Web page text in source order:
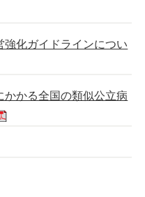
強化ガイドラインについ
かかる全国の類似公立病